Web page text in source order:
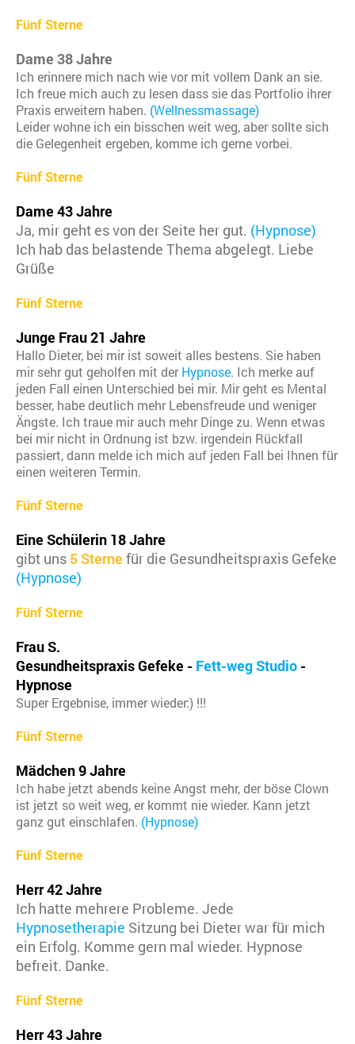
Fünf Sterne
Dame 38 Jahre
Ich erinnere mich nach wie vor mit vollem Dank an sie.
Ich freue mich auch zu lesen dass sie das Portfolio ihrer
Praxis erweitern haben. (Wellnessmassage)
Leider wohne ich ein bisschen weit weg, aber sollte sich
die Gelegenheit ergeben, komme ich gerne vorbei.
Fünf Sterne
Dame 43 Jahre
Ja, mir geht es von der Seite her gut. (Hypnose)
Ich hab das belastende Thema abgelegt. Liebe
Grüße
Fünf Sterne
Junge Frau 21 Jahre
Hallo Dieter, bei mir ist soweit alles bestens. Sie haben
mir sehr gut geholfen mit derHypnose. Ich merke auf
jeden Fall einen Unterschied bei mir. Mir geht es Mental
besser, habe deutlich mehr Lebensfreude und weniger
Ängste. Ich traue mir auch mehr Dinge zu. Wenn etwas
bei mir nicht in Ordnung ist bzw. irgendein Rückfall
passiert, dann melde ich mich auf jeden Fall bei Ihnen für
einen weiteren Termin.
Fünf Sterne
Eine Schülerin 18 Jahre
gibt uns 5 Sterne für die Gesundheitspraxis Gefeke
(Hypnose)
Fünf Sterne
Frau S.
Gesundheitspraxis Gefeke - Fett-weg Studio -
Hypnose
Super Ergebnise, immer wieder:) !!!
Fünf Sterne
Mädchen 9 Jahre
Ich habe jetzt abends keine Angst mehr, der böse Clown
ist jetzt so weit weg, er kommt nie wieder. Kann jetzt
ganz gut einschlafen. (Hypnose)
Fünf Sterne
Herr 42 Jahre
Ich hatte mehrere Probleme. Jede
Hypnosetherapie Sitzung bei Dieter war für mich
ein Erfolg. Komme gern mal wieder. Hypnose
befreit. Danke.
Fünf Sterne
Herr 43 Jahre